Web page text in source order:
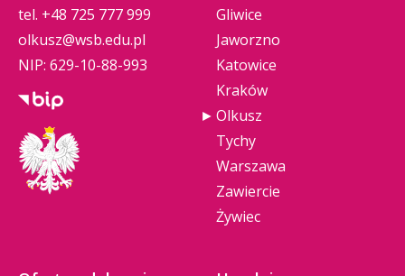
tel. +48 725 777 999
olkusz@wsb.edu.pl
NIP: 629-10-88-993
Gliwice
Jaworzno
Katowice
Kraków
Olkusz
Tychy
Warszawa
Zawiercie
Żywiec